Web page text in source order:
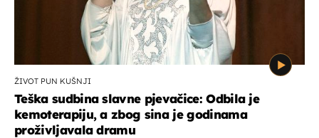
ŽIVOT PUN KUŠNJI
Teška sudbina slavne pjevačice: Odbila je
kemoterapiju, a zbog sina je godinama
proživljavala dramu